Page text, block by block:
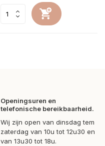
Openingsuren en
telefonische bereikbaarheid.
Wij zijn open van dinsdag tem
zaterdag van 10u tot 12u30 en
van 13u30 tot 18u.